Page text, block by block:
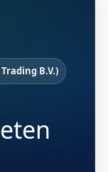
B.V.)